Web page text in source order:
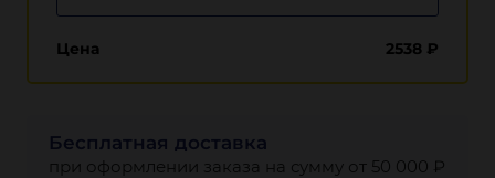
Цена 2538 ₽
Бесплатная доставка
при оформлении заказа на сумму от 50 000 ₽